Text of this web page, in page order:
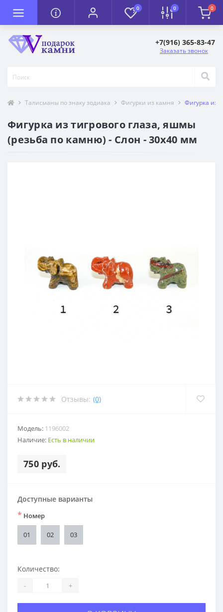
0 0 0
+7(916) 365-83-47
Заказать звонок
Талисманы по знаку зодиака Фигурки из камня Фигурка из
Фигурка из тигрового глаза, яшмы
(резьба по камню) - Слон - 30х40 мм
Отзывы: (0)
Модель: 1196002
Наличие: Есть в наличии
750 руб.
Доступные варианты
* Номер
01 02 03
Количество:
- +